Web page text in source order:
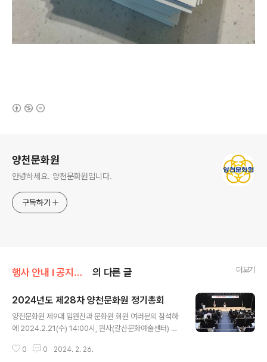
양천문화원
안녕하세요. 양천문화원입니다.
구독하기
행사 안내 Ι 공지사항/문화원 소식 의 다른 글 더보기
2024년도 제28차 양천문화원 정기총회
양천문화원 제9대 임원진과 문화원 회원 여러분의 참석하
에 2024.2.21(수) 14:00시, 원사(갈산문화예술센터) 4
되었습니다. 이기재 구청장, 이지태 원장님을 비롯하여 임
0 0 2024. 2. 26.